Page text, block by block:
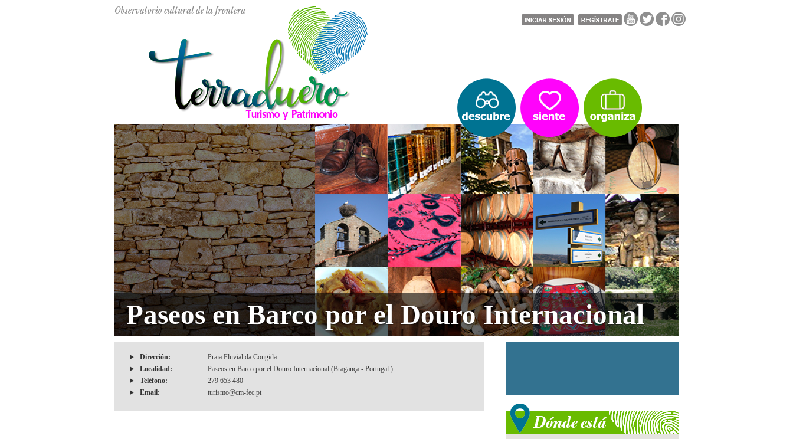
Paseos en Barco por el Douro Internacional
Dirección:
Praia Fluvial da Congida
Localidad:
Paseos en Barco por el Douro Internacional (Bragança - Portugal )
Teléfono:
279 653 480
Email:
turismo@cm-fec.pt